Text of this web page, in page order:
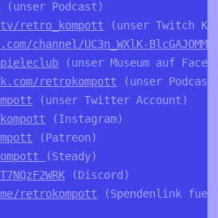
retro_kompott
channel/UC3n_WXlK-
retrokompott
retrokompott (Spendenlink